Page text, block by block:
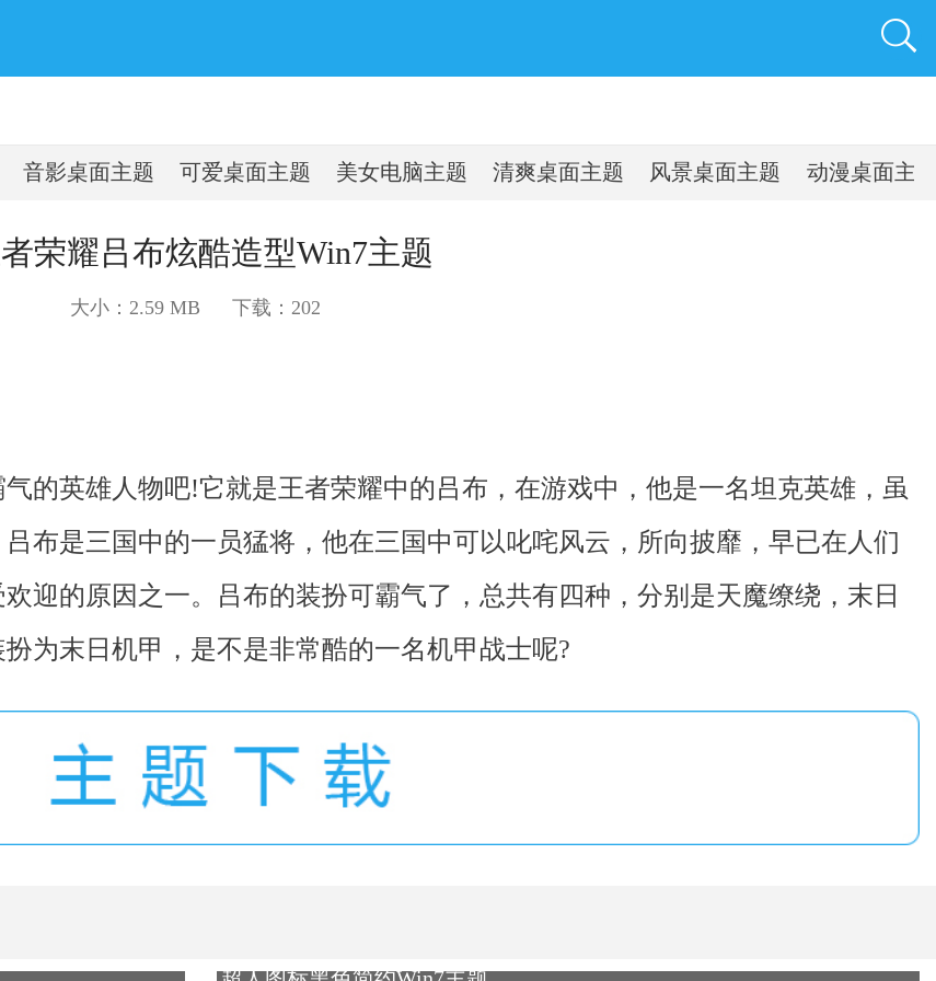
音影桌面主题 可爱桌面主题 美女电脑主题 清爽桌面主题 风景桌面主题 动漫桌面主
荣耀吕布炫酷造型Win7主题
大小：2.59 MB 下载： 202
英雄人物吧!它就是王者荣耀中的吕布，在游戏中，他是一名坦克英雄，虽
布是三国中的一员猛将，他在三国中可以叱咤风云，所向披靡，早已在人们
迎的原因之一。吕布的装扮可霸气了，总共有四种，分别是天魔缭绕，末日
为末日机甲，是不是非常酷的一名机甲战士呢?